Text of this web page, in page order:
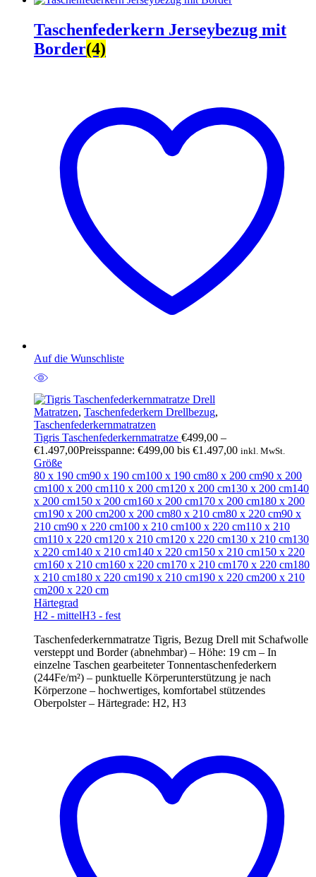
Taschenfederkern Jerseybezug mit
Border(4)
Auf die Wunschliste
Matratzen, Taschenfederkern Drellbezug,
Taschenfederkernmatratzen
Tigris Taschenfederkernmatratze €499,00 –
€1.497,00Preisspanne: €499,00 bis €1.497,00 inkl. MwSt.
Größe
80 x 190 cm90 x 190 cm100 x 190 cm80 x 200 cm90 x 200
cm100 x 200 cm110 x 200 cm120 x 200 cm130 x 200 cm140
x 200 cm150 x 200 cm160 x 200 cm170 x 200 cm180 x 200
cm190 x 200 cm200 x 200 cm80 x 210 cm80 x 220 cm90 x
210 cm90 x 220 cm100 x 210 cm100 x 220 cm110 x 210
cm110 x 220 cm120 x 210 cm120 x 220 cm130 x 210 cm130
x 220 cm140 x 210 cm140 x 220 cm150 x 210 cm150 x 220
cm160 x 210 cm160 x 220 cm170 x 210 cm170 x 220 cm180
x 210 cm180 x 220 cm190 x 210 cm190 x 220 cm200 x 210
cm200 x 220 cm
Härtegrad
H2 - mittelH3 - fest
Taschenfederkernmatratze Tigris, Bezug Drell mit Schafwolle
versteppt und Border (abnehmbar) – Höhe: 19 cm – In
einzelne Taschen gearbeiteter Tonnentaschenfederkern
(244Fe/m²) – punktuelle Körperunterstützung je nach
Körperzone – hochwertiges, komfortabel stützendes
Oberpolster – Härtegrade: H2, H3